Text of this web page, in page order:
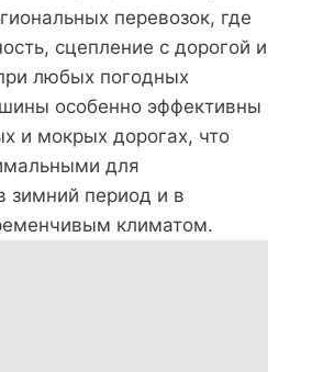
перевозок, где
сцепление с дорогой и
любых погодных
особенно эффективны
и мокрых дорогах, что
для
зимний период и в
климатом.